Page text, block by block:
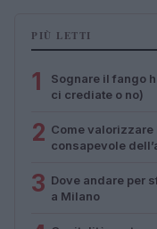
PIÙ LETTI
1
Sognare il fango
ci crediate o no)
2 Come valorizzare
consapevole
3 Dove andare per
a Milano